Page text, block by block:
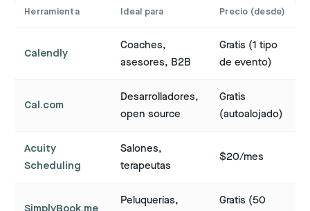
Herramienta Ideal para Precio (desde)
Calendly
Coaches,
asesores, B2B
Gratis (1 tipo
de evento)
Cal.com
Desarrolladores,
open source
Gratis
(autoalojado)
Acuity
Scheduling
Salones,
terapeutas
$20/mes
Peluquerías,
Gratis (50